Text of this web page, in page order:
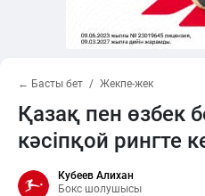
← Басты бет Жекпе-жек
Қазақ пен өзбек
кәсіпқой рингте
Кубеев Алихан
Бокс шолушысы